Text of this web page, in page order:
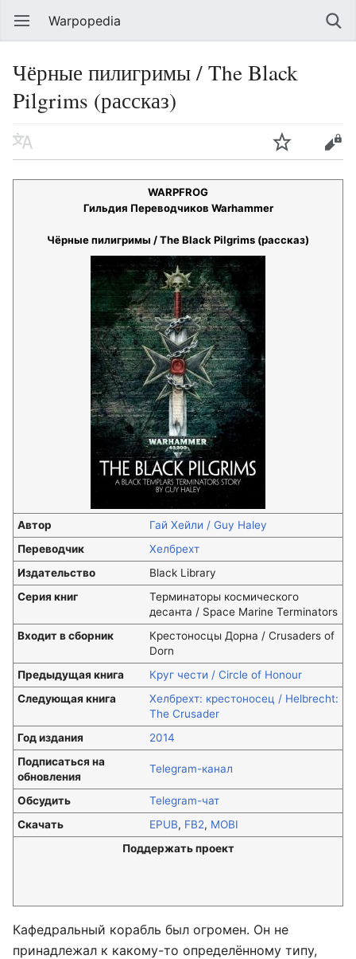
Warpopedia
Чёрные пилигримы / The Black
Pilgrims (рассказ)
WARPFROG
Гильдия Переводчиков Warhammer
Чёрные пилигримы / The Black Pilgrims (рассказ)
Автор
Гай Хейли / Guy Haley
Переводчик
Хелбрехт
Издательство
Black Library
Серия книг
Терминаторы космического
десанта / Space Marine Terminators
Входит в сборник
Крестоносцы Дорна / Crusaders of
Dorn
Предыдущая книга
Круг чести / Circle of Honour
Следующая книга
Хелбрехт: крестоносец / Helbrecht:
The Crusader
Год издания
2014
Подписаться на
обновления
Telegram-канал
Обсудить
Telegram-чат
Скачать
EPUB, FB2, MOBI
Поддержать проект
Кафедральный корабль был огромен. Он не
принадлежал к какому-то определённому типу,